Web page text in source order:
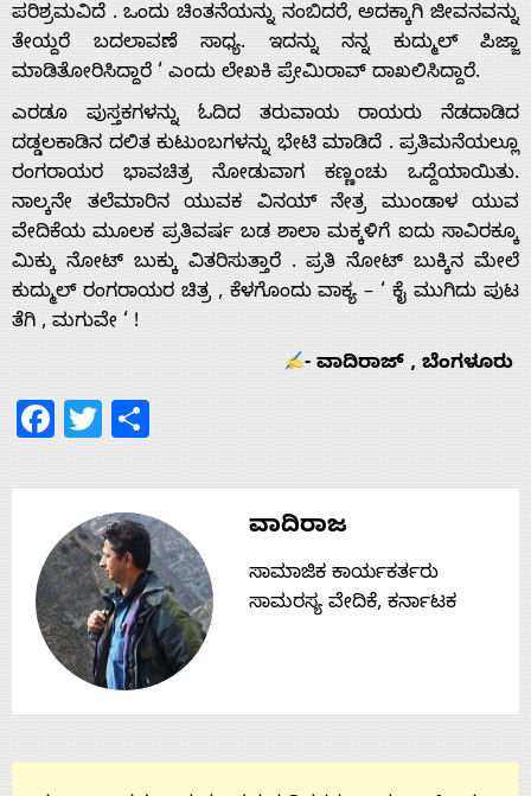
ಪರಿಶ್ರಮವಿದೆ . ಒಂದು ಚಿಂತನೆಯನ್ನು ನಂಬಿದರೆ, ಅದಕ್ಕಾಗಿ ಜೀವನವನ್ನು
ತೇಯ್ದರೆ ಬದಲಾವಣೆ ಸಾಧ್ಯ. ಇದನ್ನು ನನ್ನ ಕುದ್ಮುಲ್ ಪಿಜ್ಜಾ
ಮಾಡಿತೋರಿಸಿದ್ದಾರೆ ‘ ಎಂದು ಲೇಖಕಿ ಪ್ರೇಮಿರಾವ್ ದಾಖಲಿಸಿದ್ದಾರೆ.
ಎರಡೂ ಪುಸ್ತಕಗಳನ್ನು ಓದಿದ ತರುವಾಯ ರಾಯರು ನೆಡದಾಡಿದ
ದಡ್ಡಲಕಾಡಿನ ದಲಿತ ಕುಟುಂಬಗಳನ್ನು ಭೇಟಿ ಮಾಡಿದೆ . ಪ್ರತಿಮನೆಯಲ್ಲೂ
ರಂಗರಾಯರ ಭಾವಚಿತ್ರ ನೋಡುವಾಗ ಕಣ್ಣಂಚು ಒದ್ದೆಯಾಯಿತು.
ನಾಲ್ಕನೇ ತಲೆಮಾರಿನ ಯುವಕ ವಿನಯ್ ನೇತ್ರ ಮುಂಡಾಳ ಯುವ
ವೇದಿಕೆಯ ಮೂಲಕ ಪ್ರತಿವರ್ಷ ಬಡ ಶಾಲಾ ಮಕ್ಕಳಿಗೆ ಐದು ಸಾವಿರಕ್ಕೂ
ಮಿಕ್ಕು ನೋಟ್ ಬುಕ್ಕು ವಿತರಿಸುತ್ತಾರೆ . ಪ್ರತಿ ನೋಟ್ ಬುಕ್ಕಿನ ಮೇಲೆ
ಕುದ್ಮುಲ್ ರಂಗರಾಯರ ಚಿತ್ರ , ಕೆಳಗೊಂದು ವಾಕ್ಯ – ‘ ಕೈ ಮುಗಿದು ಪುಟ
ತೆಗಿ , ಮಗುವೇ ‘ !
- ವಾದಿರಾಜ್ , ಬೆಂಗಳೂರು
Facebook
Twitter
ವಾದಿರಾಜ
ಸಾಮಾಜಿಕ ಕಾರ್ಯಕರ್ತರು
ಸಾಮರಸ್ಯ ವೇದಿಕೆ, ಕರ್ನಾಟಕ